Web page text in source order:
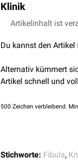
fibulae anterius
Klinik
Luxation des
Artikelinhalt ist
Du kannst den
Alternativ kümmert
Artikel schnell und
500 Zeichen verbleibend.
Stichworte: Fibula,